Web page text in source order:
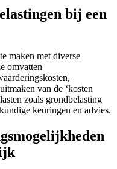
bij een
maken met diverse
omvatten
van de ‘kosten
zoals grondbelasting
keuringen en advies.